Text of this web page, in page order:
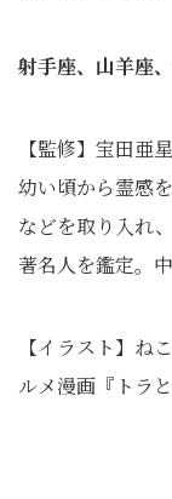
射手座、山羊座
【監修】宝田
幼い頃から霊感
などを取り入れ
著名人を鑑定。
【イラスト】
ルメ漫画『トラ